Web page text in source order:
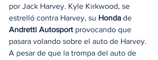
por Jack Harvey. Kyle Kirkwood, se
estrelló contra Harvey, su Honda de
Andretti Autosport provocando que
pasara volando sobre el auto de Harvey.
A pesar de que la trompa del auto de